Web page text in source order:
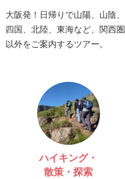
大阪発！日帰りで山陽、山陰、
四国、北陸、東海など、関西圏
以外をご案内するツアー。
ハイキング・
散策・探索